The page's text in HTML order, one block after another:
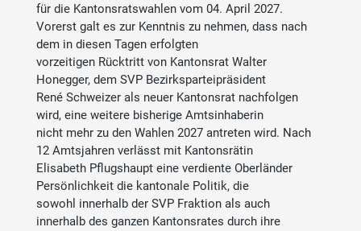
für die Kantonsratswahlen vom 04. April 2027.
Vorerst galt es zur Kenntnis zu nehmen, dass nach
dem in diesen Tagen erfolgten
vorzeitigen Rücktritt von Kantonsrat Walter
Honegger, dem SVP Bezirksparteipräsident
René Schweizer als neuer Kantonsrat nachfolgen
wird, eine weitere bisherige Amtsinhaberin
nicht mehr zu den Wahlen 2027 antreten wird. Nach
12 Amtsjahren verlässt mit Kantonsrätin
Elisabeth Pflugshaupt eine verdiente Oberländer
Persönlichkeit die kantonale Politik, die
sowohl innerhalb der SVP Fraktion als auch
innerhalb des ganzen Kantonsrates durch ihre